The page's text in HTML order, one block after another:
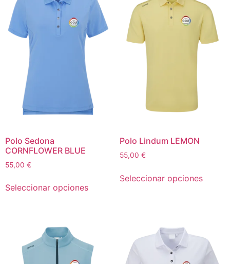
Polo Sedona
CORNFLOWER BLUE
55,00 €
Seleccionar opciones
Polo Lindum LEMON
55,00 €
Seleccionar opciones